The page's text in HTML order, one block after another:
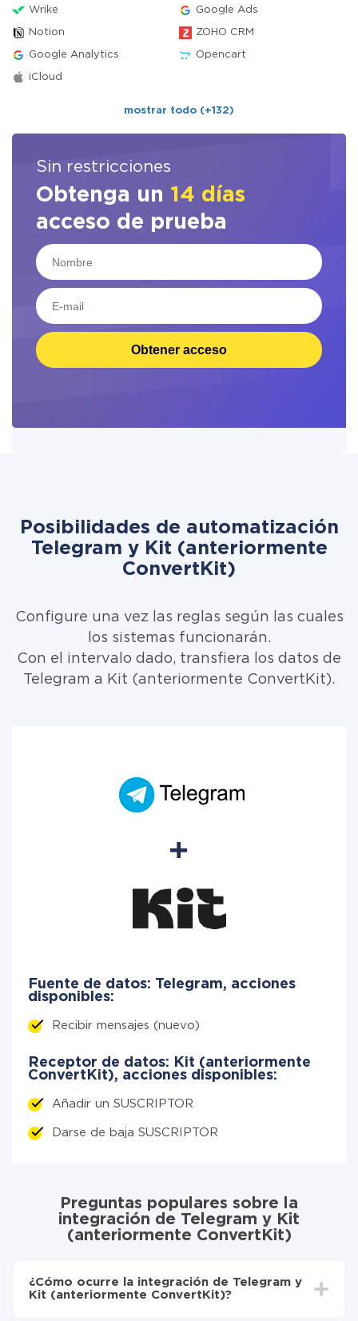
Wrike Google Ads
Notion ZOHO CRM
Google Analytics Opencart
iCloud
mostrar todo (+132)
Sin restricciones
Obtenga un 14 días
acceso de prueba
Obtener acceso
Posibilidades de automatización
Telegram y Kit (anteriormente
ConvertKit)
Configure una vez las reglas según las cuales
los sistemas funcionarán.
Con el intervalo dado, transfiera los datos de
Telegram a Kit (anteriormente ConvertKit).
Fuente de datos: Telegram, acciones
disponibles:
Recibir mensajes (nuevo)
Receptor de datos: Kit (anteriormente
ConvertKit), acciones disponibles:
Añadir un SUSCRIPTOR
Darse de baja SUSCRIPTOR
Preguntas populares sobre la
integración de Telegram y Kit
(anteriormente ConvertKit)
¿Cómo ocurre la integración de Telegram y
Kit (anteriormente ConvertKit)?